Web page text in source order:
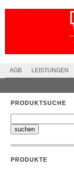
AGB LEISTUNGEN
PRODUKTSUCHE
PRODUKTE